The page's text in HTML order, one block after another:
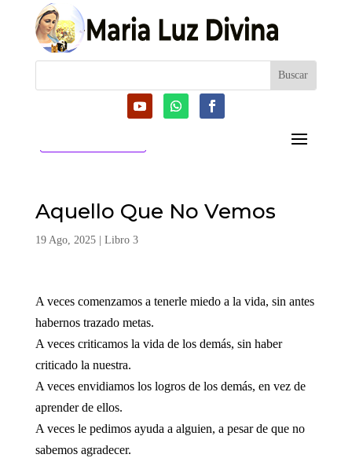
Aquello Que No Vemos
19 Ago, 2025| Libro 3
A veces comenzamos a tenerle miedo a la vida, sin antes
habernos trazado metas.
A veces criticamos la vida de los demás, sin haber
criticado la nuestra.
A veces envidiamos los logros de los demás, en vez de
aprender de ellos.
A veces le pedimos ayuda a alguien, a pesar de que no
sabemos agradecer.